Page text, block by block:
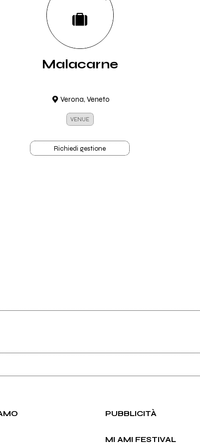
Malacarne
Verona, Veneto
VENUE
Richiedi gestione
PUBBLICITÀ
MI AMI FESTIVAL